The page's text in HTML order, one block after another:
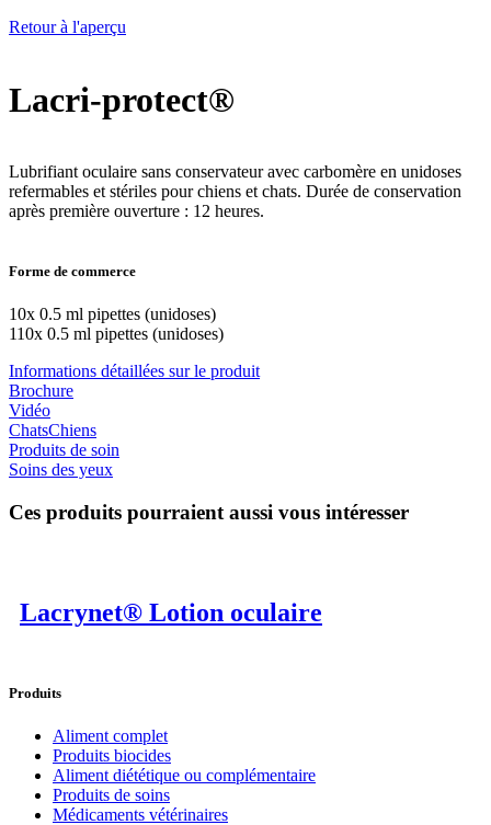
Retour à l'aperçu
Lacri-protect®
Lubrifiant oculaire sans conservateur avec carbomère en unidoses
refermables et stériles pour chiens et chats. Durée de conservation
après première ouverture : 12 heures.
Forme de commerce
10x 0.5 ml pipettes (unidoses)
110x 0.5 ml pipettes (unidoses)
Informations détaillées sur le produit
Brochure
Vidéo
ChatsChiens
Produits de soin
Soins des yeux
Ces produits pourraient aussi vous intéresser
Lacrynet® Lotion oculaire
Produits
Aliment complet
Produits biocides
Aliment diététique ou complémentaire
Produits de soins
Médicaments vétérinaires